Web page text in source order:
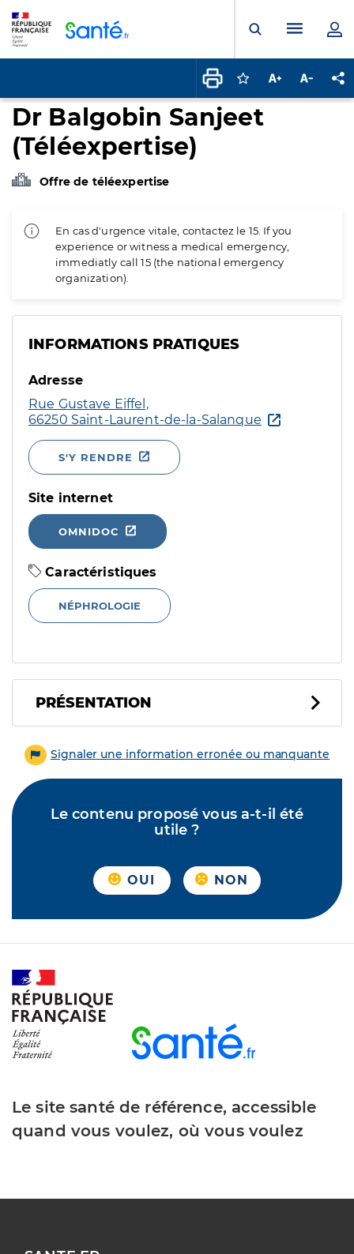
Ouvrir laMenu
Connectez-vous
Augmenter la
Dr Balgobin Sanjeet
(Téléexpertise)
Offre de téléexpertise
En cas d'urgence vitale, contactez le 15. If you
experience or witness a medical emergency,
immediatly call 15 (the national emergency
organization).
INFORMATIONS PRATIQUES
Adresse
Rue Gustave Eiffel,
66250 Saint-Laurent-de-la-Salanque
S'Y RENDRE
Site internet
OMNIDOC
Caractéristiques
NÉPHROLOGIE
PRÉSENTATION
Signaler une information erronée ou manquante
Le contenu proposé vous a-t-il été
utile ?
OUI NON
Le site santé de référence, accessible
quand vous voulez, où vous voulez